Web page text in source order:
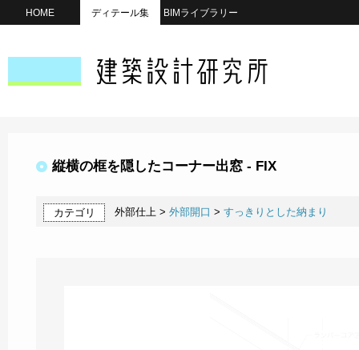
HOME ディテール集 BIMライブラリー
縦横の框を隠したコーナー出窓 - FIX
カテゴリ 外部仕上 >外部開口 >すっきりとした納まり